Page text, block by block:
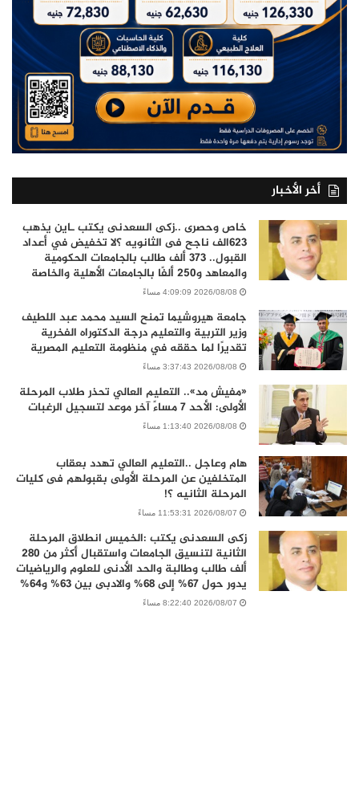
أخر الأخبار
خاص وحصرى ..زكى السعدنى يكتب ـاين يذهب
٦٢٣الف ناجح فى الثانويه ؟لا تخفيض في أعداد
القبول.. 373 ألف طالب بالجامعات الحكومية
والمعاهد و250 ألفًا بالجامعات الأهلية والخاصة
2026/08/08 4:09:09 مساءً
جامعة هيروشيما تمنح السيد محمد عبد اللطيف
وزير التربية والتعليم درجة الدكتوراه الفخرية
تقديرًا لما حققه في منظومة التعليم المصرية
2026/08/08 3:37:43 مساءً
«مفيش مد».. التعليم العالي تحذر طلاب المرحلة
الأولى: الأحد 7 مساءً آخر موعد لتسجيل الرغبات
2026/08/08 1:13:40 مساءً
هام وعاجل ..التعليم العالي تهدد بعقاب
المتخلفين عن المرحلة الأولى بقبولهم فى كليات
المرحلة الثانيه ؟!
2026/08/07 11:53:31 مساءً
زكى السعدنى يكتب :الخميس انطلاق المرحلة
الثانية لتنسيق الجامعات واستقبال أكثر من 280
ألف طالب وطالبة والحد الأدنى للعلوم والرياضيات
يدور حول 67% إلى 68% والادبى بين 63% و64%
2026/08/07 8:22:40 مساءً